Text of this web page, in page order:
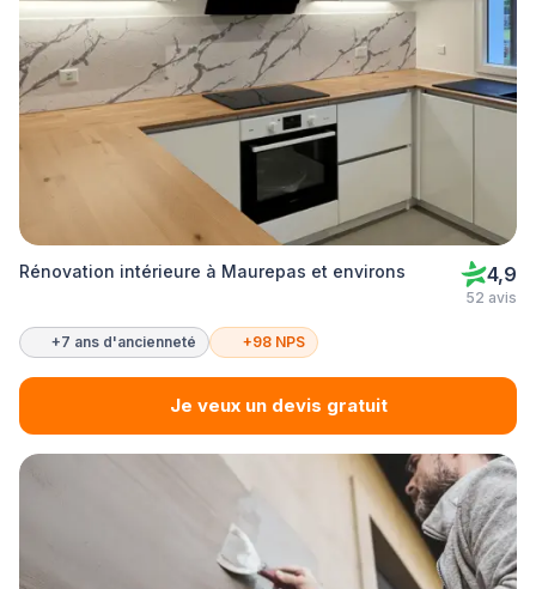
Rénovation intérieure à Maurepas et environs 4,9
52 avis
+7 ans d'ancienneté +98 NPS
Je veux un devis gratuit